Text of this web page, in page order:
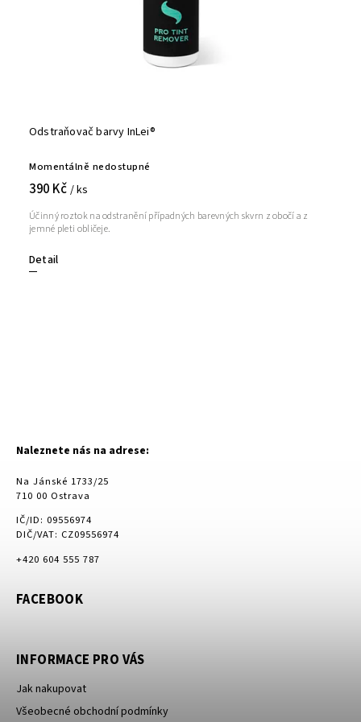
Odstraňovač barvy InLei®
Momentálně nedostupné
390 Kč / ks
Detail
Účinný roztok na odstranění případných barevných skvrn z obočí a z
jemné pleti obličeje.
Naleznete nás na adrese:
Na Jánské 1733/25
710 00 Ostrava
IČ/ID: 09556974
DIČ/VAT: CZ09556974
+420 604 555 787
FACEBOOK
INFORMACE PRO VÁS
Jak nakupovat
Všeobecné obchodní podmínky